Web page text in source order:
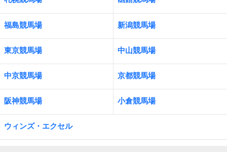
福島競馬場 新潟競馬場
東京競馬場 中山競馬場
中京競馬場 京都競馬場
阪神競馬場 小倉競馬場
ウィンズ・エクセル